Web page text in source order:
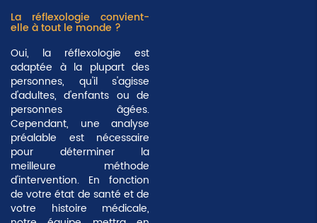
La réflexologie convient-
elle à tout le monde ?
Oui, la réflexologie est
adaptée à la plupart des
personnes, qu'il s'agisse
d'adultes, d'enfants ou de
personnes âgées.
Cependant, une analyse
préalable est nécessaire
pour déterminer la
meilleure méthode
d'intervention. En fonction
de votre état de santé et de
votre histoire médicale,